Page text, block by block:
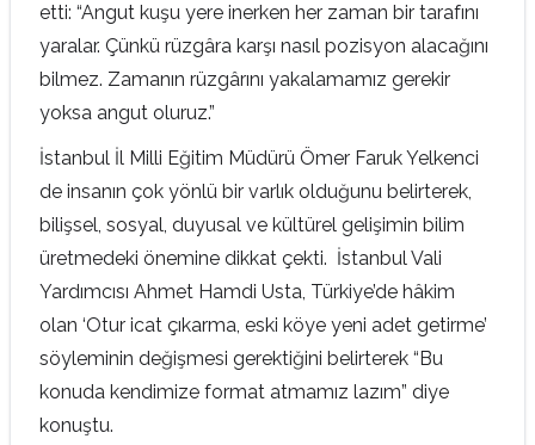
etti: “Angut kuşu yere inerken her zaman bir tarafını
yaralar. Çünkü rüzgâra karşı nasıl pozisyon alacağını
bilmez. Zamanın rüzgârını yakalamamız gerekir
yoksa angut oluruz.”
İstanbul İl Milli Eğitim Müdürü Ömer Faruk Yelkenci
de insanın çok yönlü bir varlık olduğunu belirterek,
bilişsel, sosyal, duyusal ve kültürel gelişimin bilim
üretmedeki önemine dikkat çekti. İstanbul Vali
Yardımcısı Ahmet Hamdi Usta, Türkiye’de hâkim
olan ‘Otur icat çıkarma, eski köye yeni adet getirme’
söyleminin değişmesi gerektiğini belirterek “Bu
konuda kendimize format atmamız lazım” diye
konuştu.